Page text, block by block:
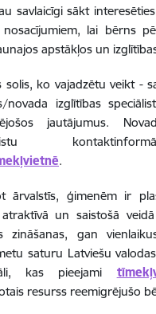
savlaicīgi sākt
lai bērns
apstākļos un
solis, ko vajadzētu veikt -
novada izglītības
jautājumus.
.
ārvalstīs, ģimenēm ir
un saistošā
zināšanas, gan
saturu Latviešu
kas pieejami
resurss reemigrējušo